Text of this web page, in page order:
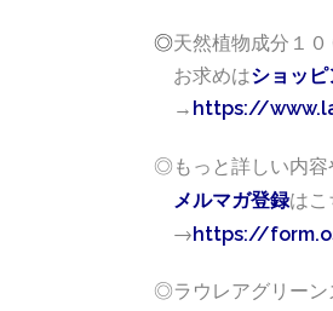
◎天然植物成分１０
お求めはショッ
→ https://
◎もっと詳しい内容
メルマガ登録は
→https://
◎ラウレアグリーン